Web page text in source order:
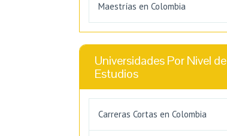
Maestrías en Colombia
Universidades Por Nivel de
Estudios
Carreras Cortas en Colombia